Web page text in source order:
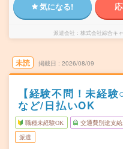
気になる!
派遣会社 株式会社綜合キ
未読 掲載日 2026/08/09
【経験不問！未経
など/日払いOK
職種未経験OK 交通費別途支給
派遣